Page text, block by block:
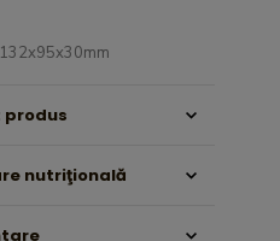
132x95x30mm
produs
nutriţională